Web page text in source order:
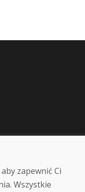
zapewnić Ci
Wszystkie